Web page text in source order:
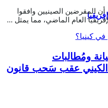
المقرضين الصينيين وافقوا
ومُطالبات
الكيني عقب سَحب قانون